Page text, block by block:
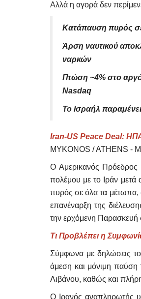
Αλλά η αγορά δεν
Κατάπαυση πυρός
Άρση ναυτικού
ναρκών
Πτώση ~4% στο
Nasdaq
Το Ισραήλ
Iran-US Peace Deal:
MYKONOS / ATHENS -
Ο Αμερικανός
πολέμου με το Ιράν
πυρός σε όλα τα μέτωπα,
επανέναρξη της
την ερχόμενη Παρασκευή
Τι Προβλέπει η
Σύμφωνα με δηλώσεις
άμεση και μόνιμη παύση
Λιβάνου, καθώς και
Ο Ιρανός αναπληρωτής